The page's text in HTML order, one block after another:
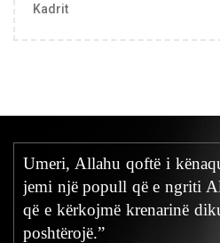
Kadrit
Umeri, Allahu qoftë i
jemi një popull që e ngriti
që e kërkojmë krenarinë
poshtërojë.”